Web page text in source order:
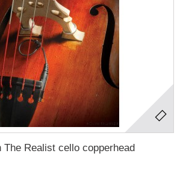
The Realist cello copperhead